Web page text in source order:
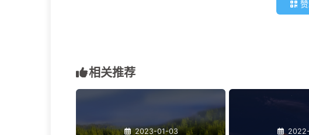
利用专属的 Docker 镜像加速服务，
本博客所有文章除特别声明外，均采用